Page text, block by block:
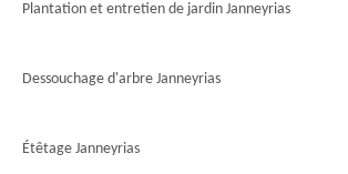
Plantation et entretien de jardin Janneyrias
Dessouchage d'arbre Janneyrias
Étêtage Janneyrias